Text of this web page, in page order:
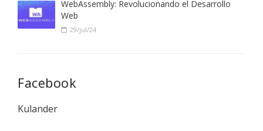
WebAssembly: Revolucionando el Desarrollo
Web
29/jul/24
Facebook
Kulander